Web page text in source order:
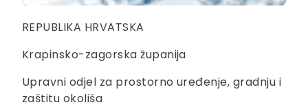
REPUBLIKA HRVATSKA
Krapinsko-zagorska županija
Upravni odjel za prostorno uređenje, gradnju i
zaštitu okoliša